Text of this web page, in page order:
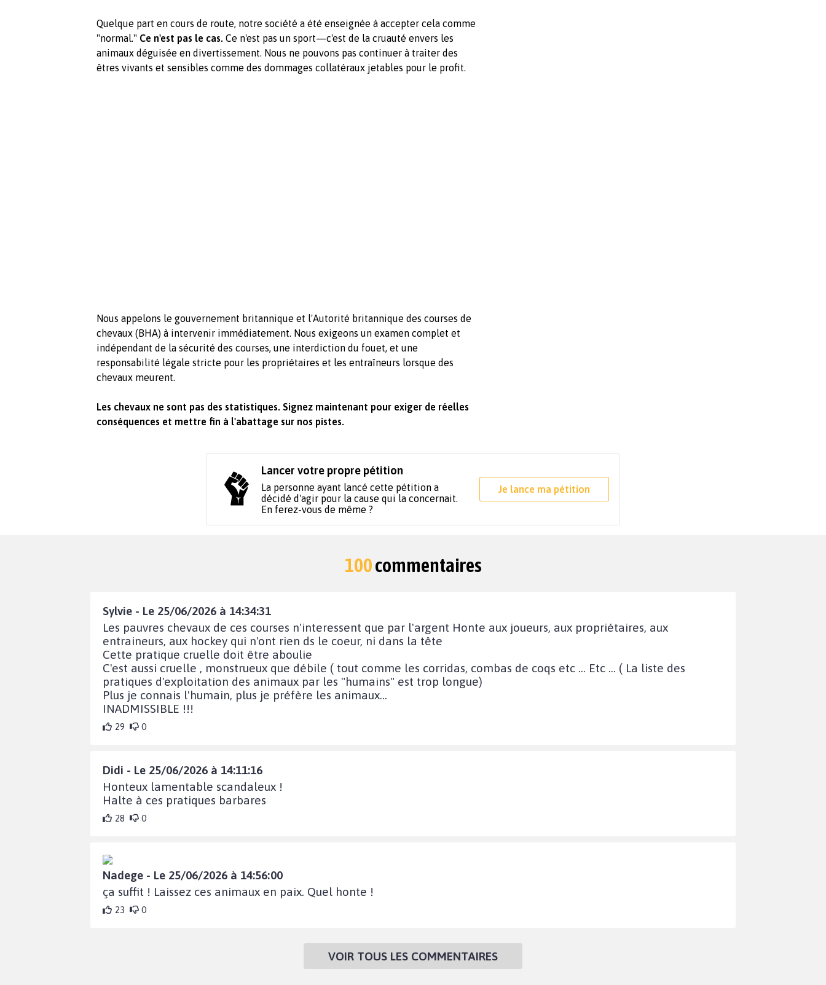
Quelque part en cours de route, notre société a été enseignée à accepter cela comme
"normal." Ce n'est pas le cas. Ce n'est pas un sport—c'est de la cruauté envers les
animaux déguisée en divertissement. Nous ne pouvons pas continuer à traiter des
êtres vivants et sensibles comme des dommages collatéraux jetables pour le profit.
Nous appelons le gouvernement britannique et l'Autorité britannique des courses de
chevaux (BHA) à intervenir immédiatement. Nous exigeons un examen complet et
indépendant de la sécurité des courses, une interdiction du fouet, et une
responsabilité légale stricte pour les propriétaires et les entraîneurs lorsque des
chevaux meurent.
Les chevaux ne sont pas des statistiques. Signez maintenant pour exiger de réelles
conséquences et mettre fin à l'abattage sur nos pistes.
Lancer votre propre pétition
La personne ayant lancé cette pétition a
décidé d'agir pour la cause qui la concernait.
En ferez-vous de même ?
Je lance ma pétition
100commentaires
Sylvie - Le 25/06/2026 à 14:34:31
Les pauvres chevaux de ces courses n'interessent que par l'argent Honte aux joueurs, aux propriétaires, aux
entraineurs, aux hockey qui n'ont rien ds le coeur, ni dans la tête
Cette pratique cruelle doit être aboulie
C'est aussi cruelle , monstrueux que débile ( tout comme les corridas, combas de coqs etc ... Etc ... ( La liste des
pratiques d'exploitation des animaux par les "humains" est trop longue)
Plus je connais l'humain, plus je préfère les animaux...
INADMISSIBLE !!!
29 0
Didi - Le 25/06/2026 à 14:11:16
Honteux lamentable scandaleux !
Halte à ces pratiques barbares
28 0
Nadege - Le 25/06/2026 à 14:56:00
ça suffit ! Laissez ces animaux en paix. Quel honte !
23 0
VOIR TOUS LES COMMENTAIRES